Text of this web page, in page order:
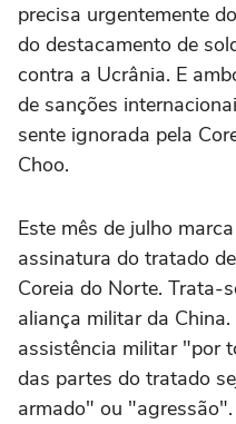
precisa urgentemente
do destacamento de
contra a Ucrânia. E
de sanções
sente ignorada pela
Choo.
Este mês de julho
assinatura do tratado
Coreia do Norte. Trata-
aliança militar da
assistência militar "por
das partes do tratado
armado" ou